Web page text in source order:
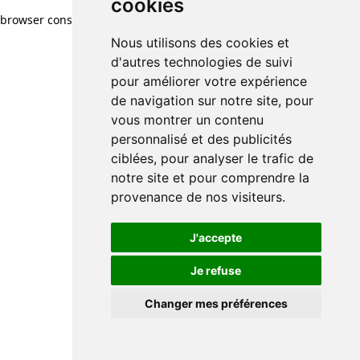
cookies
Nous utilisons des cookies et
d'autres technologies de suivi
pour améliorer votre expérience
de navigation sur notre site, pour
vous montrer un contenu
personnalisé et des publicités
ciblées, pour analyser le trafic de
notre site et pour comprendre la
provenance de nos visiteurs.
J'accepte
Je refuse
Changer mes préférences
browser console for more information)